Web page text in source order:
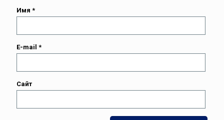
Имя *
E-mail *
Сайт